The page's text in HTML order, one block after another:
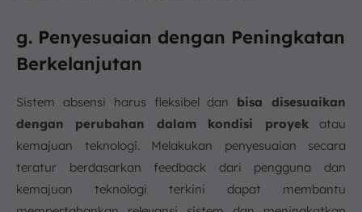
g. Penyesuaian dengan Peningkatan
Berkelanjutan
Sistem absensi harus fleksibel dan bisa disesuaikan
dengan perubahan dalam kondisi proyekatau
kemajuan teknologi. Melakukan penyesuaian secara
teratur berdasarkan feedback dari pengguna dan
kemajuan teknologi terkini dapat membantu